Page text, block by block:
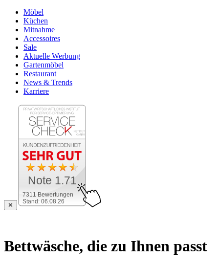
Möbel
Küchen
Mitnahme
Accessoires
Sale
Aktuelle Werbung
Gartenmöbel
Restaurant
News & Trends
Karriere
✕
7311 Bewertungen
Stand: 06.08.26
Note 1.71
Bettwäsche, die zu Ihnen passt